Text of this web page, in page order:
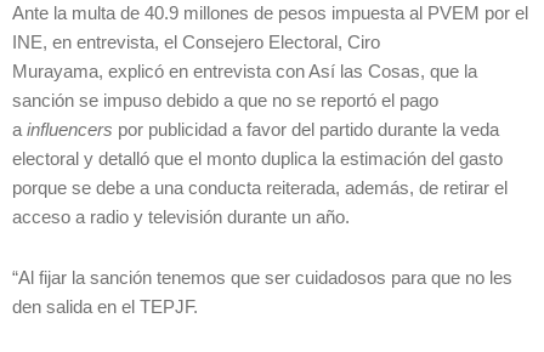
Ante la multa de 40.9 millones de pesos impuesta al PVEM por el
INE, en entrevista, el Consejero Electoral, Ciro
Murayama, explicó en entrevista con Así las Cosas, que la
sanción se impuso debido a que no se reportó el pago
a influencers por publicidad a favor del partido durante la veda
electoral y detalló que el monto duplica la estimación del gasto
porque se debe a una conducta reiterada, además, de retirar el
acceso a radio y televisión durante un año.
“Al fijar la sanción tenemos que ser cuidadosos para que no les
den salida en el TEPJF.